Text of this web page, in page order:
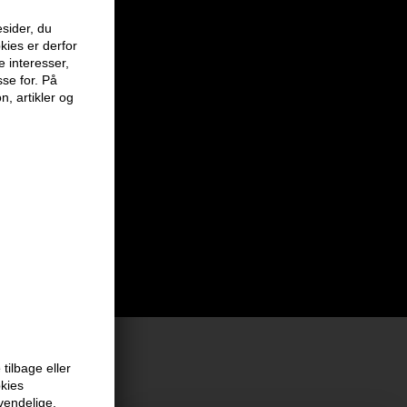
du
er derfor
interesser,
for. På
artikler og
tilbage eller
vi har